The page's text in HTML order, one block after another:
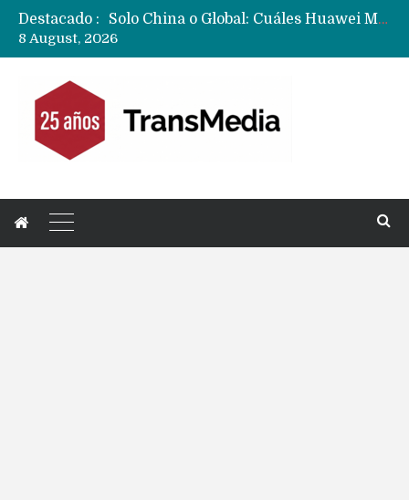
Destacado :
Data Centers de Huawei en Chile, México, Brasil,Perú y Argentina podrían verse afectados por arremetida de EE.UU
8 August, 2026